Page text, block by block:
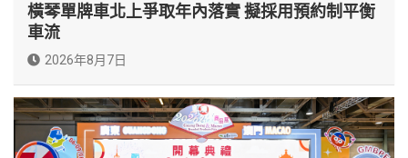
橫琴單牌車北上爭取年內落實 擬採用預約制平衡
車流
2026年8月7日